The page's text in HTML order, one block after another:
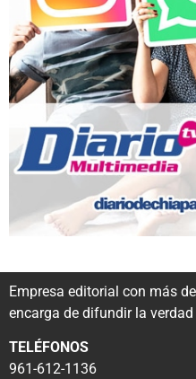
Empresa editorial con más
encarga de difundir la
TELÉFONOS
961-612-1136